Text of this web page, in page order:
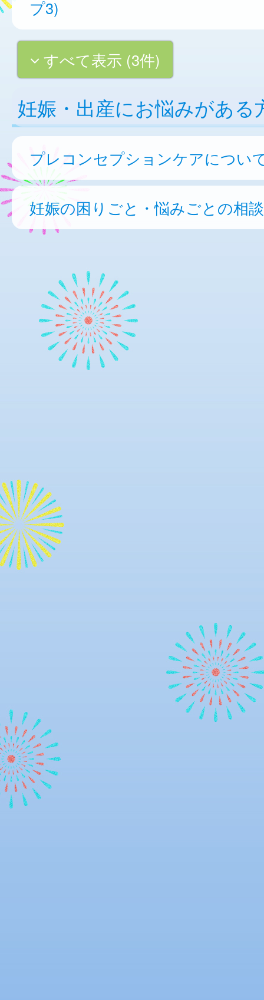
プ3)
すべて表示 (3件)
妊娠・出産にお悩みがある
プレコンセプションケアについ
妊娠の困りごと・悩みごとの相談